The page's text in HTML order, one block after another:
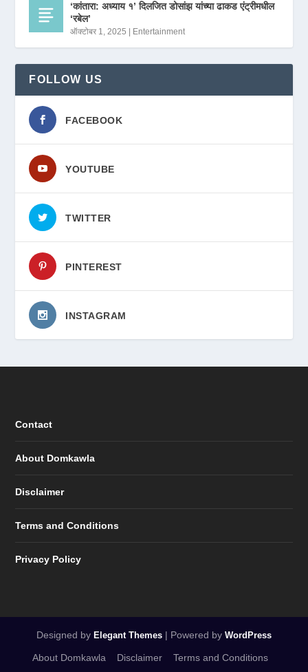
‘कांतारा: अध्याय १’ दिलजित डोसांझ यांच्या ढाकड एंट्रीमधील
‘रबेल’
ऑक्टोबर 1, 2025 Entertainment
FOLLOW US
FACEBOOK
YOUTUBE
TWITTER
PINTEREST
INSTAGRAM
Contact
About Domkawla
Disclaimer
Terms and Conditions
Privacy Policy
Designed by Elegant Themes | Powered by WordPress
About Domkawla Disclaimer Terms and Conditions